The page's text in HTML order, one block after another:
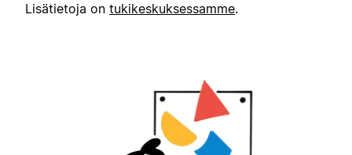
Lisätietoja on tukikeskuksessamme.